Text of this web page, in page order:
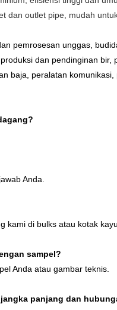
dan outlet pipe, mudah
pemrosesan unggas,
dan pendinginan
baja, peralatan
Anda.
kami di bulks atau kotak
sampel?
Anda atau gambar teknis.
panjang dan